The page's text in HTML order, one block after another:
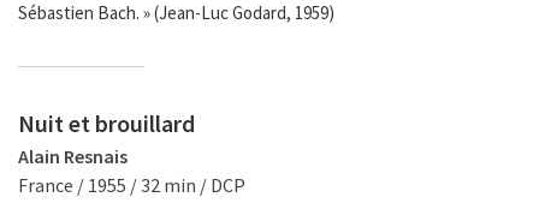
Sébastien Bach. » (Jean-Luc Godard, 1959)
Nuit et brouillard
Alain Resnais
France / 1955 / 32 min / DCP